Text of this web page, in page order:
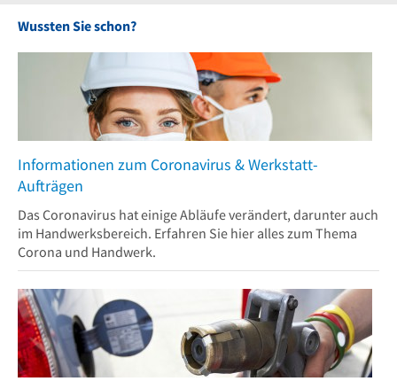
Wussten Sie schon?
Informationen zum Coronavirus & Werkstatt-
Aufträgen
Das Coronavirus hat einige Abläufe verändert, darunter auch
im Handwerksbereich. Erfahren Sie hier alles zum Thema
Corona und Handwerk.